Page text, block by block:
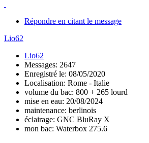
Répondre en citant le message
Lio62
Lio62
Messages: 2647
Enregistré le: 08/05/2020
Localisation: Rome - Italie
volume du bac: 800 + 265 lourd
mise en eau: 20/08/2024
maintenance: berlinois
éclairage: GNC BluRay X
mon bac: Waterbox 275.6